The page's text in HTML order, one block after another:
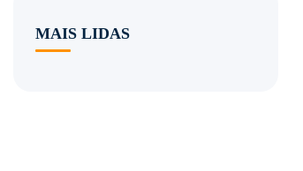
MAIS LIDAS